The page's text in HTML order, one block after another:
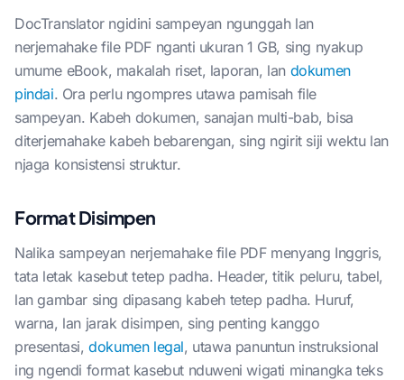
DocTranslator ngidini sampeyan ngunggah lan
nerjemahake file PDF nganti ukuran 1 GB, sing nyakup
umume eBook, makalah riset, laporan, lan dokumen
pindai. Ora perlu ngompres utawa pamisah file
sampeyan. Kabeh dokumen, sanajan multi-bab, bisa
diterjemahake kabeh bebarengan, sing ngirit siji wektu lan
njaga konsistensi struktur.
Format Disimpen
Nalika sampeyan nerjemahake file PDF menyang Inggris,
tata letak kasebut tetep padha. Header, titik peluru, tabel,
lan gambar sing dipasang kabeh tetep padha. Huruf,
warna, lan jarak disimpen, sing penting kanggo
presentasi,dokumen legal, utawa panuntun instruksional
ing ngendi format kasebut nduweni wigati minangka teks